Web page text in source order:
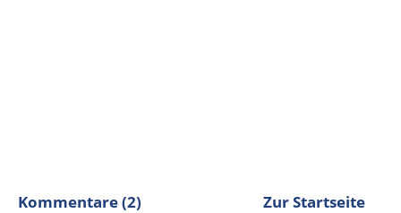
Kommentare (2) Zur Startseite